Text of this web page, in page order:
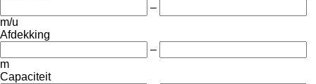
–
m/u
Afdekking
–
m
Capaciteit